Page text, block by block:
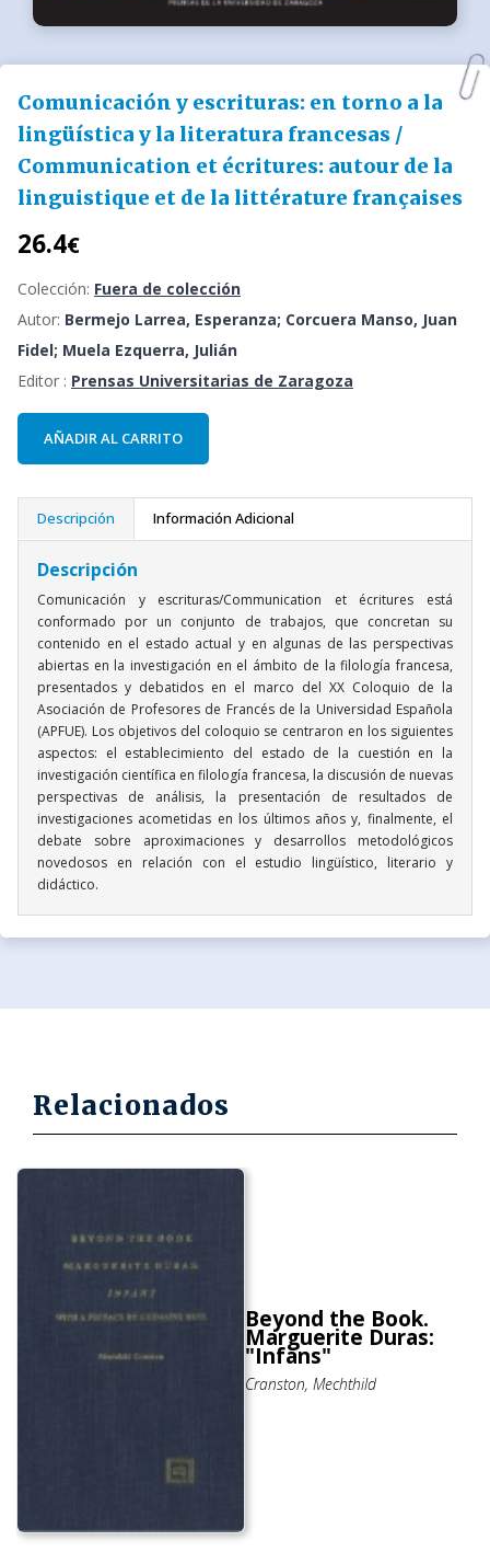
Comunicación y escrituras: en torno a la
lingüística y la literatura francesas /
Communication et écritures: autour de la
linguistique et de la littérature françaises
26.4€
Colección: Fuera de colección
Autor: Bermejo Larrea, Esperanza; Corcuera Manso, Juan
Fidel; Muela Ezquerra, Julián
Editor : Prensas Universitarias de Zaragoza
AÑADIR AL CARRITO
Descripción Información Adicional
Descripción
Comunicación y escrituras/Communication et écritures está
conformado por un conjunto de trabajos, que concretan su
contenido en el estado actual y en algunas de las perspectivas
abiertas en la investigación en el ámbito de la filología francesa,
presentados y debatidos en el marco del XX Coloquio de la
Asociación de Profesores de Francés de la Universidad Española
(APFUE). Los objetivos del coloquio se centraron en los siguientes
aspectos: el establecimiento del estado de la cuestión en la
investigación científica en filología francesa, la discusión de nuevas
perspectivas de análisis, la presentación de resultados de
investigaciones acometidas en los últimos años y, finalmente, el
debate sobre aproximaciones y desarrollos metodológicos
novedosos en relación con el estudio lingüístico, literario y
didáctico.
Relacionados
Beyond the Book.
Marguerite Duras:
"Infans"
Cranston, Mechthild